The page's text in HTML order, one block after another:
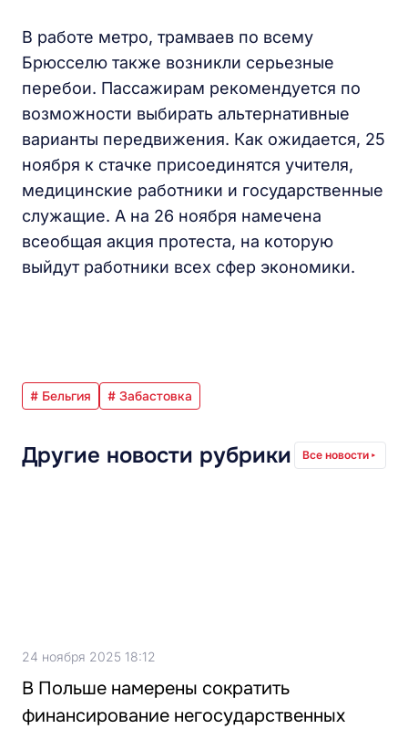
В работе метро, трамваев по всему
Брюсселю также возникли серьезные
перебои. Пассажирам рекомендуется по
возможности выбирать альтернативные
варианты передвижения. Как ожидается, 25
ноября к стачке присоединятся учителя,
медицинские работники и государственные
служащие. А на 26 ноября намечена
всеобщая акция протеста, на которую
выйдут работники всех сфер экономики.
# Бельгия # Забастовка
Другие новости рубрики Все новости
24 ноября 2025 18:12
В Польше намерены сократить
финансирование негосударственных